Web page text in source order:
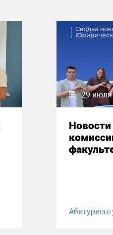
29